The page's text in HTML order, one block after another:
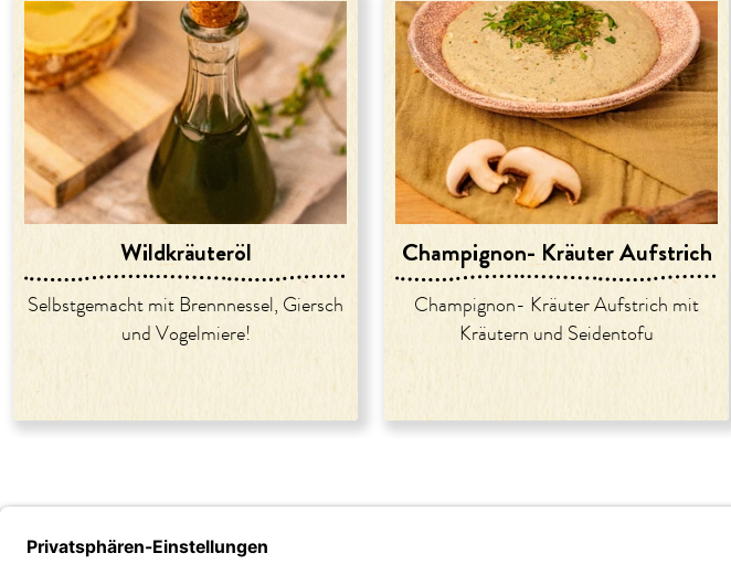
Wildkräuteröl
Selbstgemacht mit Brennnessel, Giersch
und Vogelmiere!
Champignon- Kräuter Aufstrich
Champignon- Kräuter Aufstrich mit
Kräutern und Seidentofu